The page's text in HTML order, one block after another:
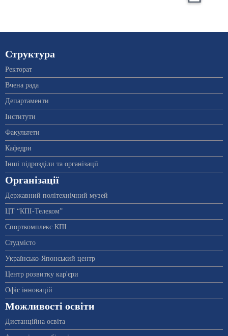
Структура
Ректорат
Вчена рада
Департаменти
Інститути
Факультети
Кафедри
Інші підрозділи та організації
Організації
Державний політехнічний музей
ЦТ “КПІ-Телеком”
Спорткомплекс КПІ
Студмісто
Українсько-Японський центр
Центр розвитку кар'єри
Офіс інновацій
Можливості освіти
Дистанційна освіта